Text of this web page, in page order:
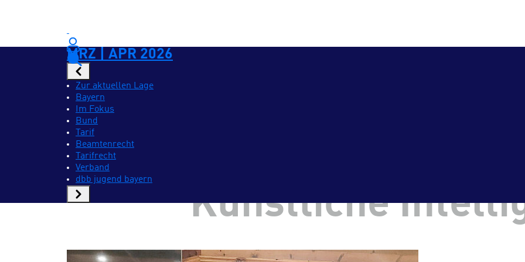
MRZ | APR 2026
Zur aktuellen Lage
Bayern
Im Fokus
Bund
Tarif
Beamtenrecht
Tarifrecht
Verband
dbb jugend bayern
Zu Gast bei einem
Künstliche